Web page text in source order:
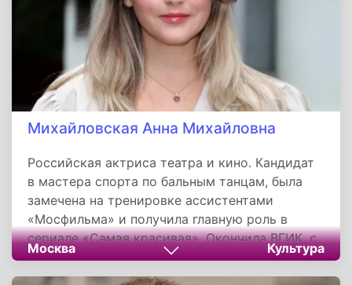
первый тренер непобеждённого чемпиона UFC
Хабиба Нурмагомедова. Скончался 3 июля
2020 года в Москве от осложнений,
вызванных коронавирусом, похоронен в
родном селе.
Михайловская Анна Михайловна
Российская актриса театра и кино. Кандидат
в мастера спорта по бальным танцам, была
замечена на тренировке ассистентами
«Мосфильма» и получила главную роль в
сериале «Самая красивая». Окончила ВГИК, с
2009 года служит в Театре имени Моссовета.
Известна по ролям в сериалах «Молодёжка»,
Москва Культура